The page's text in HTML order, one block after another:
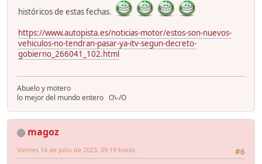
históricos de estas fechas.
https://www.autopista.es/noticias-motor/estos-son-nuevos-
vehiculos-no-tendran-pasar-ya-itv-segun-decreto-
gobierno_266041_102.html
Abuelo y motero
lo mejor del mundo entero O\-/O
magoz
#6
Viernes 14 de Julio de 2023. 09:19 horas.